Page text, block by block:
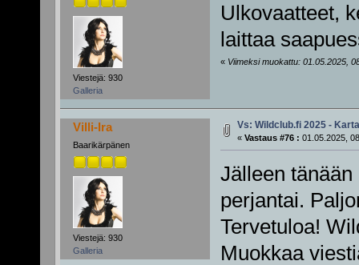
Viestejä: 930
Galleria
Ulkovaatteet,
laittaa
« Viimeksi muokattu: 01.05.2025,
Villi-Ira
Baarikärpänen
Viestejä: 930
Galleria
Vs: Wildclub.fi 2025 -
« Vastaus #76 : 01.05.2025,
Jälleen
perjantai.
Tervetuloa!
Muokkaa